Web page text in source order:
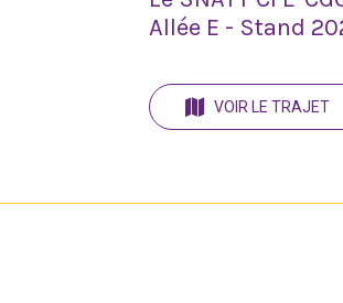
Allée E - Stand
VOIR LE TRAJET